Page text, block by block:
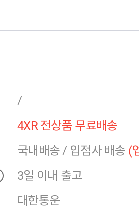
/
4XR 전상품 무료배송
국내배송 / 입점사 배송 (
3일 이내 출고
대한통운